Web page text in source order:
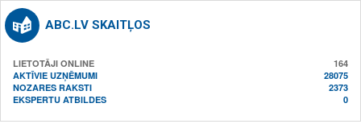
ABC.LV SKAITĻOS
LIETOTĀJI ONLINE
164
AKTĪVIE UZŅĒMUMI
28075
NOZARES RAKSTI
2373
EKSPERTU ATBILDES
0